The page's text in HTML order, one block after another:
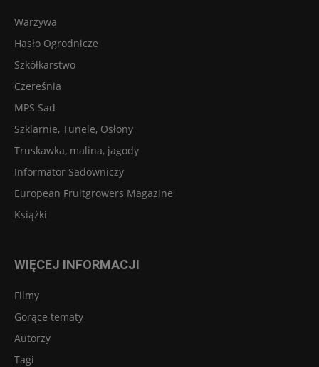
Warzywa
Hasło Ogrodnicze
Szkółkarstwo
Czereśnia
MPS Sad
Szklarnie, Tunele, Osłony
Truskawka, malina, jagody
Informator Sadowniczy
European Fruitgrowers Magazine
Książki
WIĘCEJ INFORMACJI
Filmy
Gorące tematy
Autorzy
Tagi